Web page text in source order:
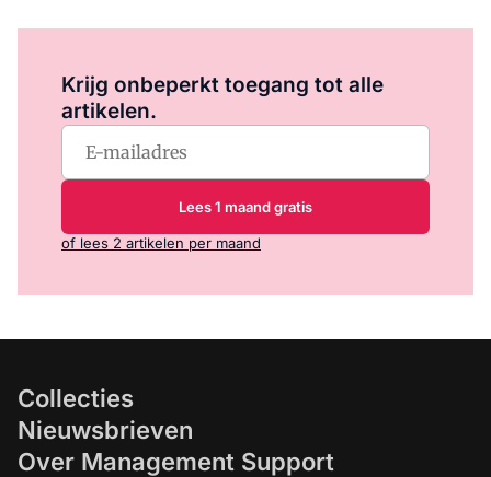
Krijg onbeperkt toegang tot alle
artikelen.
Lees 1 maand gratis
of lees 2 artikelen per maand
Collecties
Nieuwsbrieven
Over Management Support